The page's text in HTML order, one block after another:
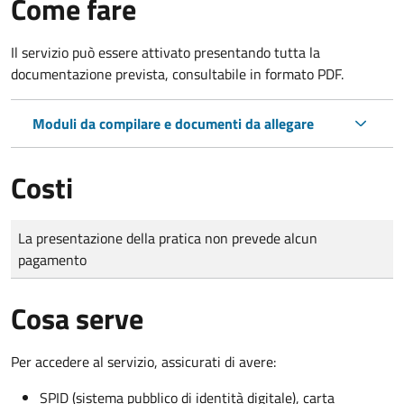
Il servizio può essere attivato presentando tutta la
documentazione prevista, consultabile in formato PDF.
Moduli da compilare e documenti da allegare
Costi
Tipo di pagamento
Importo
La presentazione della pratica non prevede alcun
pagamento
Cosa serve
Per accedere al servizio, assicurati di avere:
SPID (sistema pubblico di identità digitale), carta